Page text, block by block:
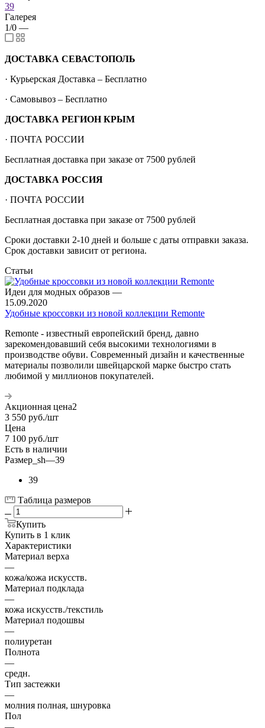
39
Галерея
1/0 —
ДОСТАВКА СЕВАСТОПОЛЬ
· Курьерская Доставка – Бесплатно
· Самовывоз – Бесплатно
ДОСТАВКА РЕГИОН КРЫМ
· ПОЧТА РОССИИ
Бесплатная доставка при заказе от 7500 рублей
ДОСТАВКА РОССИЯ
· ПОЧТА РОССИИ
Бесплатная доставка при заказе от 7500 рублей
Сроки доставки 2-10 дней и больше с даты отправки заказа.
Срок доставки зависит от региона.
Статьи
Идеи для модных образов —
15.09.2020
Удобные кроссовки из новой коллекции Remonte
Remonte - известный европейский бренд, давно
зарекомендовавший себя высокими технологиями в
производстве обуви. Современный дизайн и качественные
материалы позволили швейцарской марке быстро стать
любимой у миллионов покупателей.
Акционная цена2
3 550 руб./шт
Цена
7 100 руб./шт
Есть в наличии
Размер_sh—39
39
Таблица размеров
Купить
Купить в 1 клик
Характеристики
Материал верха
—
кожа/кожа искусств.
Материал подклада
—
кожа искусств./текстиль
Материал подошвы
—
полиуретан
Полнота
—
средн.
Тип застежки
—
молния полная, шнуровка
Пол